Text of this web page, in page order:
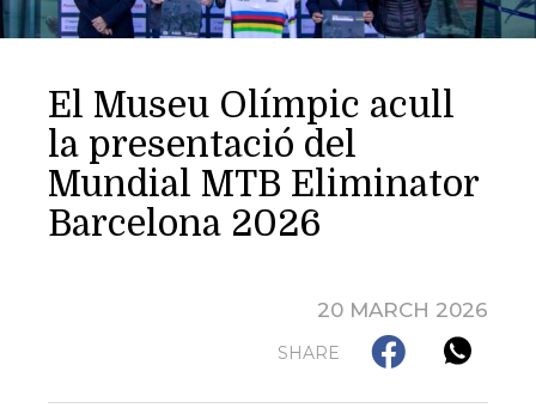
El Museu Olímpic acull
la presentació del
Mundial MTB Eliminator
Barcelona 2026
20 MARCH 2026
SHARE